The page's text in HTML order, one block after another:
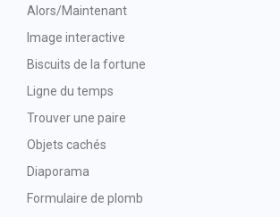
Alors/Maintenant
Image interactive
Biscuits de la fortune
Ligne du temps
Trouver une paire
Objets cachés
Diaporama
Formulaire de plomb